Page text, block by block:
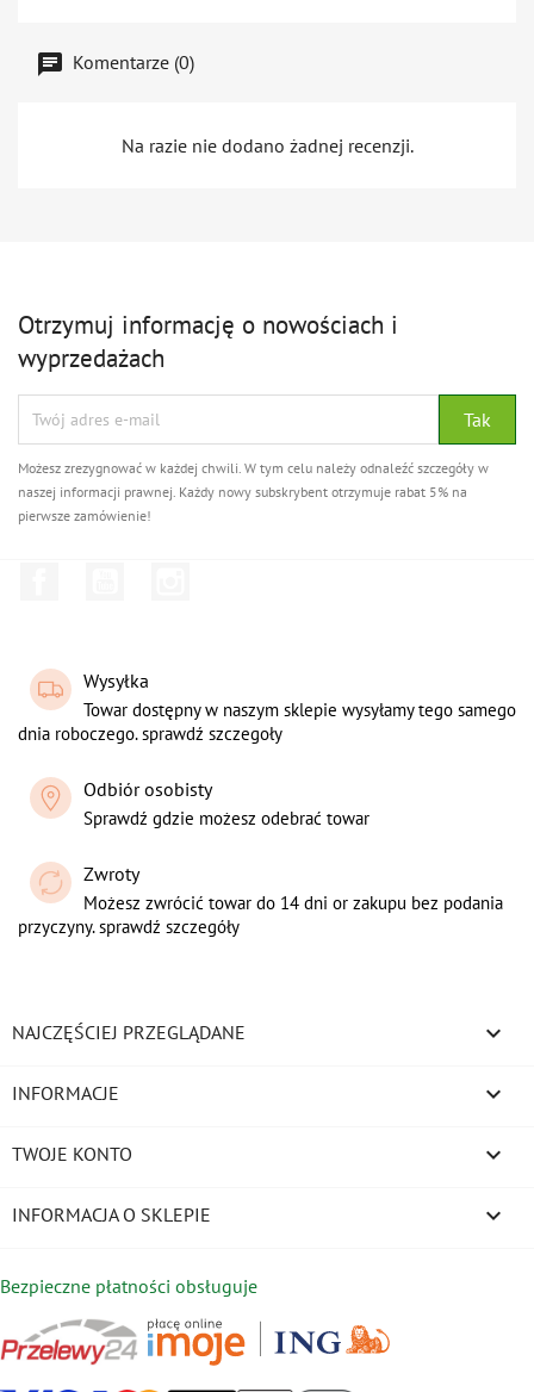
Komentarze (0)
Na razie nie dodano żadnej recenzji.
Otrzymuj informację o nowościach i
wyprzedażach
Możesz zrezygnować w każdej chwili. W tym celu należy odnaleźć szczegóły w
naszej informacji prawnej. Każdy nowy subskrybent otrzymuje rabat 5% na
pierwsze zamówienie!
Wysyłka
Towar dostępny w naszym sklepie wysyłamy tego samego
dnia roboczego. sprawdź szczegoły
Odbiór osobisty
Sprawdź gdzie możesz odebrać towar
Zwroty
Możesz zwrócić towar do 14 dni or zakupu bez podania
przyczyny. sprawdź szczegóły
NAJCZĘŚCIEJ PRZEGLĄDANE 
INFORMACJE 
TWOJE KONTO 
INFORMACJA O SKLEPIE keyboard_arrow_down
Bezpieczne płatności obsługuje